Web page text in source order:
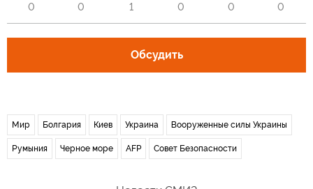
0 0 1 0 0 0
Обсудить
Мир Болгария Киев Украина Вооруженные силы Украины
Румыния Черное море AFP Совет Безопасности